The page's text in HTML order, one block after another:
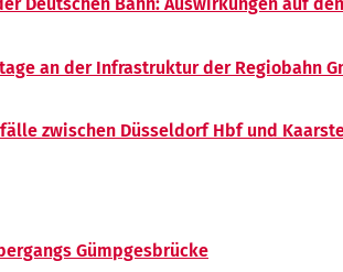
Deutschen Bahn: Auswirkungen auf
an der Infrastruktur der Regiobahn
zwischen Düsseldorf Hbf und
Gümpgesbrücke